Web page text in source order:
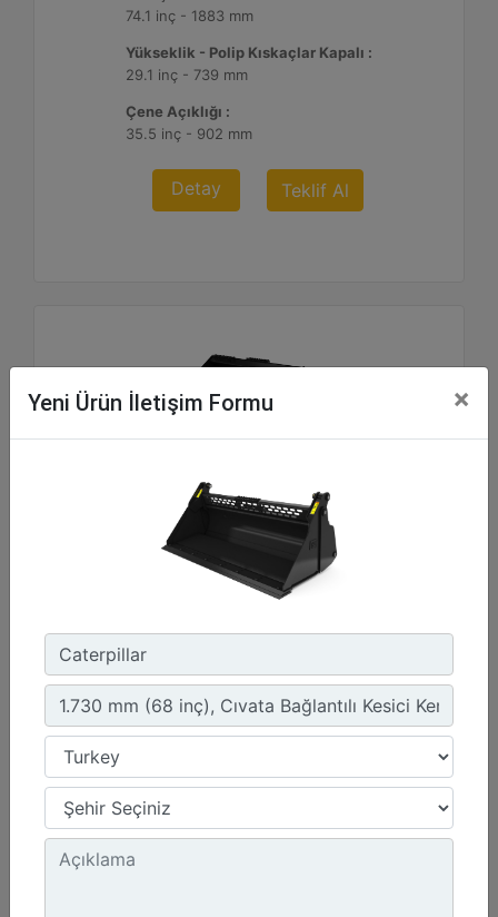
74.1 inç - 1883 mm
Yükseklik - Polip Kıskaçlar Kapalı :
29.1 inç - 739 mm
Çene Açıklığı :
35.5 inç - 902 mm
Detay Teklif Al
1.576 mm (62 inç), Cıvata Bağlantılı Kesici Kenar
Ağırlık :
440.9 lb - 200 kg
Yeni Ürün İletişim Formu ×